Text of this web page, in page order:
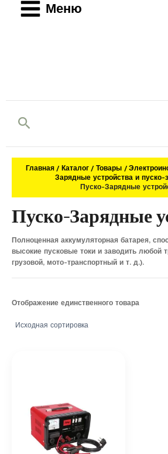
Меню
Поиск
Главная Каталог Товары
Зарядные устройства и пуско-
Пуско-Зарядные
Пуско-Зарядные
Полноценная аккумуляторная батарея,
высокие пусковые токи и заводить любой
грузовой, мото-транспортный и т. д.).
Отображение единственного товара